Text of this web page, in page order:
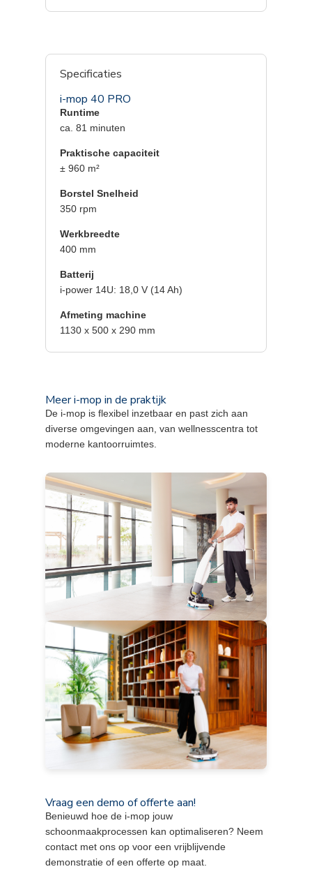
Specificaties
i-mop 40 PRO
Runtime
ca. 81 minuten
Praktische capaciteit
± 960 m²
Borstel Snelheid
350 rpm
Werkbreedte
400 mm
Batterij
i-power 14U: 18,0 V (14 Ah)
Afmeting machine
1130 x 500 x 290 mm
Meer i-mop in de praktijk
De i-mop is flexibel inzetbaar en past zich aan
diverse omgevingen aan, van wellnesscentra tot
moderne kantoorruimtes.
Vraag een demo of offerte aan!
Benieuwd hoe de i-mop jouw
schoonmaakprocessen kan optimaliseren? Neem
contact met ons op voor een vrijblijvende
demonstratie of een offerte op maat.